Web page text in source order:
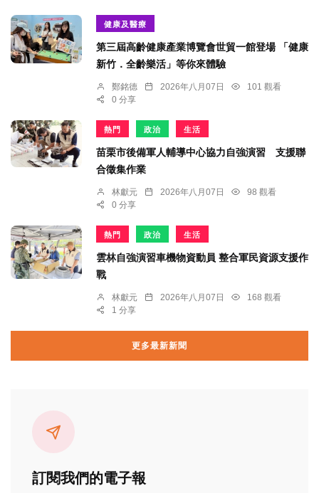
健康及醫療
第三屆高齡健康產業博覽會世貿一館登場 「健康
新竹．全齡樂活」等你來體驗
鄭銘德 2026年八月07日
101 觀看
0 分享
熱門 政治 生活
苗栗市後備軍人輔導中心協力自強演習 支援聯
合徵集作業
林獻元 2026年八月07日
98 觀看
0 分享
熱門 政治 生活
雲林自強演習車機物資動員 整合軍民資源支援作
戰
林獻元 2026年八月07日
168 觀看
1 分享
更多最新新聞
訂閱我們的電子報